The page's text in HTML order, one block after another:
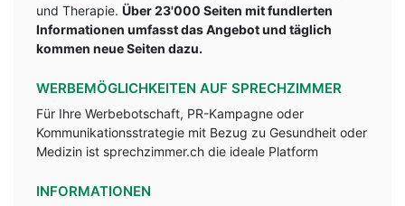
und Therapie. Über 23'000 Seiten mit fundlerten
Informationen umfasst das Angebot und täglich
kommen neue Seiten dazu.
WERBEMÖGLICHKEITEN AUF SPRECHZIMMER
Für Ihre Werbebotschaft, PR-Kampagne oder
Kommunikationsstrategie mit Bezug zu Gesundheit oder
Medizin ist sprechzimmer.ch die ideale Platform
INFORMATIONEN